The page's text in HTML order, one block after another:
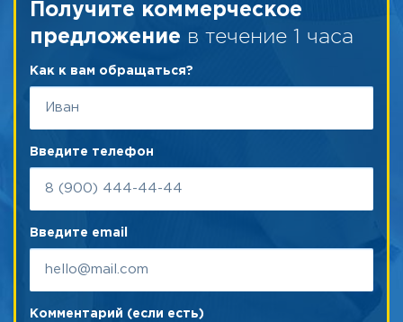
Получите коммерческое
предложение в течение 1 часа
Как к вам обращаться?
Введите телефон
Введите email
Комментарий (если есть)